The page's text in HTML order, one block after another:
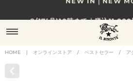
贈る相手やシーンから選べる、
NEW IN｜COLOR
HOME | オンラインストア / ベストセラー / ア